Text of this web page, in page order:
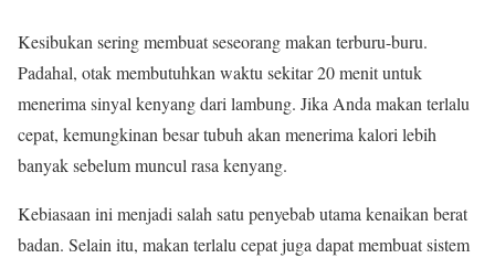
Kesibukan sering membuat seseorang makan terburu-buru.
Padahal, otak membutuhkan waktu sekitar 20 menit untuk
menerima sinyal kenyang dari lambung. Jika Anda makan terlalu
cepat, kemungkinan besar tubuh akan menerima kalori lebih
banyak sebelum muncul rasa kenyang.
Kebiasaan ini menjadi salah satu penyebab utama kenaikan berat
badan. Selain itu, makan terlalu cepat juga dapat membuat sistem